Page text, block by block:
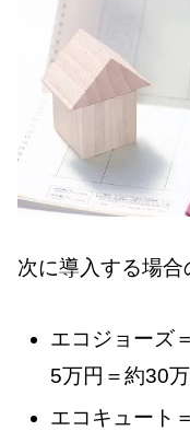
次に導入する場合
エコジョーズ
5万円＝約30
エコキュート